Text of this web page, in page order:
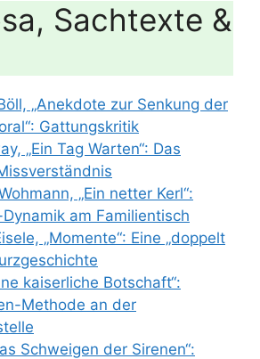
Sachtexte &
„Anekdote zur Senkung der
Gattungskritik
„Ein Tag Warten“: Das
„Ein netter Kerl“:
am Familientisch
„Momente“: Eine „doppelt
kaiserliche Botschaft“:
Methode an der
Schweigen der Sirenen“: